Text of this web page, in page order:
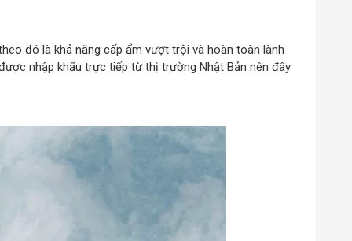
đó là khả năng cấp ẩm vượt trội và hoàn toàn lành
nhập khẩu trực tiếp từ thị trường Nhật Bản nên đây